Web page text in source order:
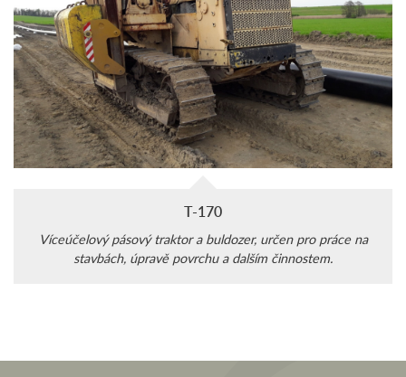
T-170
Víceúčelový pásový traktor a buldozer, určen pro práce na
stavbách, úpravě povrchu a dalším činnostem.